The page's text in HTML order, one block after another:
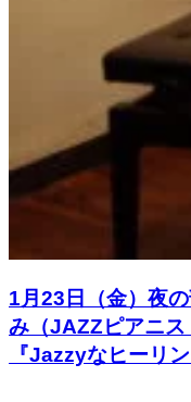
1月23日（金）夜
み（JAZZピアニス
『Jazzyなヒーリ